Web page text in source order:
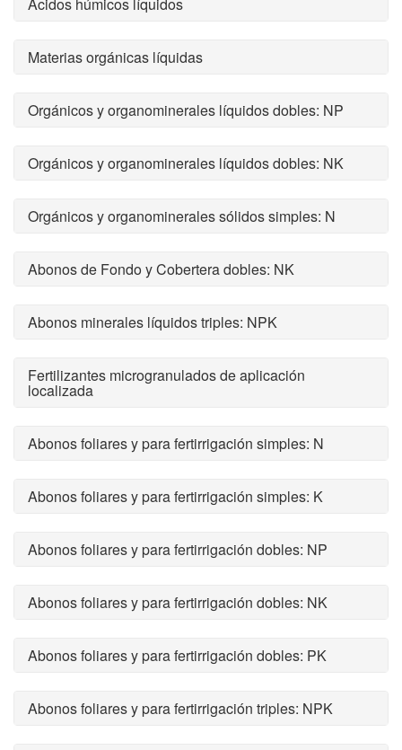
Materias orgánicas líquidas
Orgánicos y organominerales líquidos dobles: NP
Orgánicos y organominerales líquidos dobles: NK
Orgánicos y organominerales sólidos simples: N
Abonos de Fondo y Cobertera dobles: NK
Abonos minerales líquidos triples: NPK
Fertilizantes microgranulados de aplicación
localizada
Abonos foliares y para fertirrigación simples: N
Abonos foliares y para fertirrigación simples: K
Abonos foliares y para fertirrigación dobles: NP
Abonos foliares y para fertirrigación dobles: NK
Abonos foliares y para fertirrigación dobles: PK
Abonos foliares y para fertirrigación triples: NPK